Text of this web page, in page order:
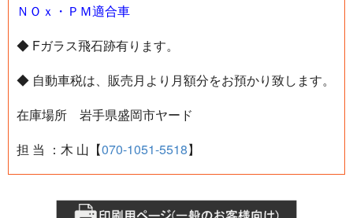
ＮＯｘ・ＰＭ適合車
◆ Fガラス飛石跡有ります。
◆ 自動車税は、販売月より月額分をお預かり致します。
在庫場所 岩手県盛岡市ヤード
担 当 ：木 山【070-1051-5518】